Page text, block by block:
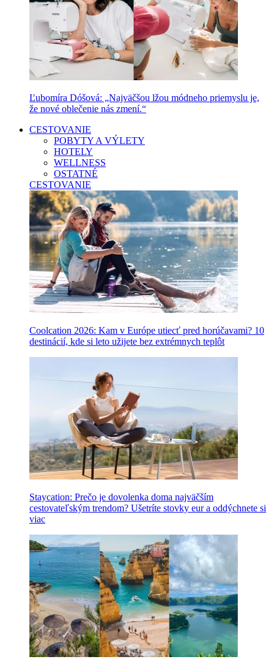
Ľubomíra Dóšová: „Najväčšou lžou módneho priemyslu je,
že nové oblečenie nás zmení.“
CESTOVANIE
POBYTY A VÝLETY
HOTELY
WELLNESS
OSTATNÉ
CESTOVANIE
Coolcation 2026: Kam v Európe utiecť pred horúčavami? 10
destinácií, kde si leto užijete bez extrémnych teplôt
Staycation: Prečo je dovolenka doma najväčším
cestovateľským trendom? Ušetríte stovky eur a oddýchnete si
viac